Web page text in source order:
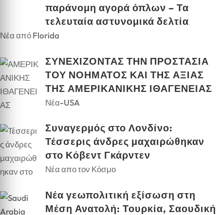
παράνομη αγορά όπλων – Τα
τελευταία αστυνομικά δελτία
Νέα από Florida
ΣΥΝΕΧΙΖΟΝΤΑΣ ΤΗΝ ΠΡΟΣΤΑΣΙΑ
ΤΟΥ ΝΟΗΜΑΤΟΣ ΚΑΙ ΤΗΣ ΑΞΙΑΣ
ΤΗΣ ΑΜΕΡΙΚΑΝΙΚΗΣ ΙΘΑΓΕΝΕΙΑΣ
Νέα-USA
Συναγερμός στο Λονδίνο:
Τέσσερις άνδρες μαχαιρώθηκαν
στο Κόβεντ Γκάρντεν
Νέα απο τον Κόσμο
Νέα γεωπολιτική εξίσωση στη
Μέση Ανατολή: Τουρκία, Σαουδική